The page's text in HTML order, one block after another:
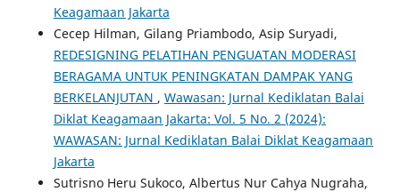
Keagamaan Jakarta
Cecep Hilman, Gilang Priambodo, Asip Suryadi,
REDESIGNING PELATIHAN PENGUATAN MODERASI
BERAGAMA UNTUK PENINGKATAN DAMPAK YANG
BERKELANJUTAN , Wawasan: Jurnal Kediklatan Balai
Diklat Keagamaan Jakarta: Vol. 5 No. 2 (2024):
WAWASAN: Jurnal Kediklatan Balai Diklat Keagamaan
Jakarta
Sutrisno Heru Sukoco, Albertus Nur Cahya Nugraha,